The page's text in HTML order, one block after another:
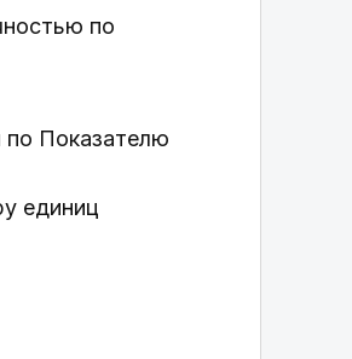
по
по Показателю
единиц